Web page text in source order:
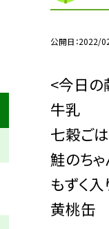
公開日 2022/
<今日の
牛乳
七穀ご
鮭のち
もずく
黄桃缶